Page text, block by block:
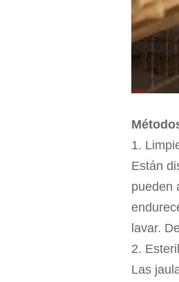
1.
Están
pueden
lavar.
2.
Las